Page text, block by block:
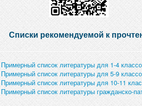
Списки рекомендуемой к
Примерный список литературы для 1-4
Примерный список литературы для 5-9
Примерный список литературы для 10-11
Примерный список литературы гражданско-